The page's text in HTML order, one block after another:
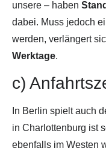
unsere – haben
dabei. Muss jedoch
werden, verlängert
Werktage.
c)
In Berlin spielt auch
in Charlottenburg ist
ebenfalls im Westen